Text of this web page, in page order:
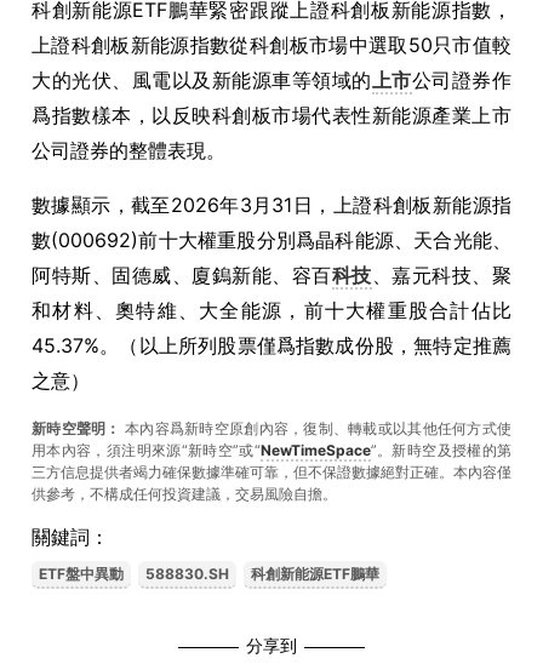
科創新能源ETF鵬華緊密跟蹤上證科創板新能源指數，
上證科創板新能源指數從科創板市場中選取50只市值較
大的光伏、風電以及新能源車等領域的上市公司證券作
爲指數樣本，以反映科創板市場代表性新能源產業上市
公司證券的整體表現。
數據顯示，截至2026年3月31日，上證科創板新能源指
數(000692)前十大權重股分別爲晶科能源、天合光能、
阿特斯、固德威、廈鎢新能、容百科技、嘉元科技、聚
和材料、奧特維、大全能源，前十大權重股合計佔比
45.37%。（以上所列股票僅爲指數成份股，無特定推薦
之意）
新時空聲明： 本內容爲新時空原創內容，復制、轉載或以其他任何方式使
用本內容，須注明來源“新時空”或“NewTimeSpace”。新時空及授權的第
三方信息提供者竭力確保數據準確可靠，但不保證數據絕對正確。本內容僅
供參考，不構成任何投資建議，交易風險自擔。
關鍵詞：
ETF盤中異動 588830.SH 科創新能源ETF鵬華
分享到